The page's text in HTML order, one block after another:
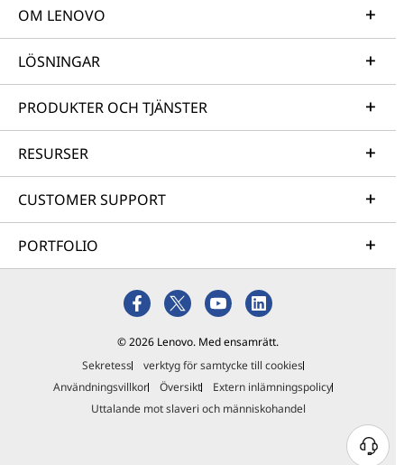
OM LENOVO
LÖSNINGAR
PRODUKTER OCH TJÄNSTER
RESURSER
CUSTOMER SUPPORT
PORTFOLIO
© 2026 Lenovo. Med ensamrätt.
Sekretess
verktyg för samtycke till cookies
Användningsvillkor
Översikt
Extern inlämningspolicy
Uttalande mot slaveri och människohandel